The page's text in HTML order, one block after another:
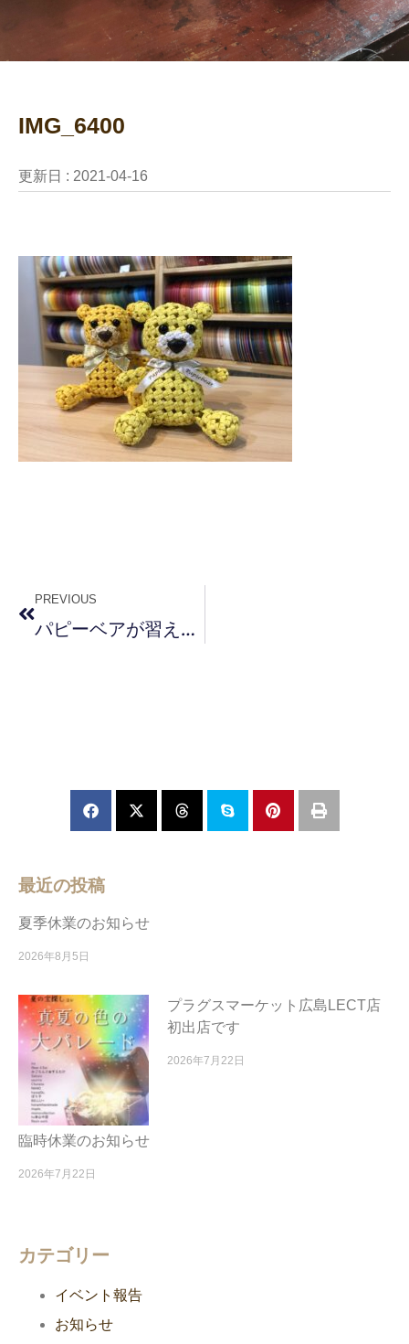
IMG_6400
更新日 : 2021-04-16
PREVIOUS
パピーベアが習えるサロンになりました。
最近の投稿
夏季休業のお知らせ
2026年8月5日
プラグスマーケット広島LECT店
初出店です
2026年7月22日
臨時休業のお知らせ
2026年7月22日
カテゴリー
イベント報告
お知らせ